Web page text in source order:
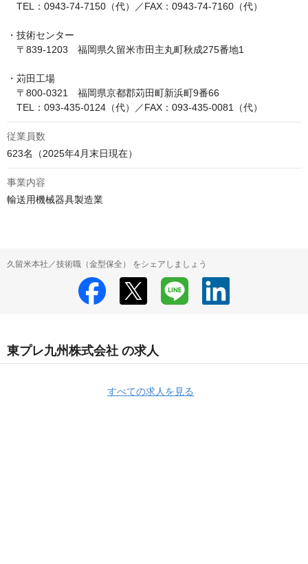
TEL：0943-74-7150（代）／FAX：0943-74-7160（代）
・技術センター
〒839-1203　福岡県久留米市田主丸町秋成275番地1
・苅田工場
〒800-0321　福岡県京都郡苅田町新浜町9番66
TEL：093-435-0124（代）／FAX：093-435-0081（代）
従業員数
623名（2025年4月末日現在）
事業内容
輸送用機械器具製造業
久留米本社／技術職（金型保全） をシェアしましょう
東プレ九州株式会社 の求人
すべての求人を見る